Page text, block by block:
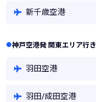
新千歳空港
神戸空港発 関東エリア行き
羽田空港
羽田/成田空港